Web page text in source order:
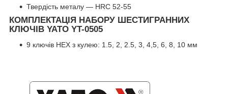
Твердість металу — HRC 52-55
КОМПЛЕКТАЦІЯ НАБОРУ ШЕСТИГРАННИХ
КЛЮЧІВ YATO YT-0505
9 ключів HEX з кулею: 1.5, 2, 2.5, 3, 4,5, 6, 8, 10 мм